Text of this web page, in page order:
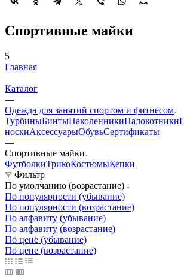
Спортивные майки
5
Главная
—
Каталог
—
Одежда для занятий спортом и фитнесом
ТурбиныБинтыНаколенникиНалокотники
носкиАксессуарыОбувьСертификаты
—
Спортивные майки
ФутболкиТрикоКостюмыКепки
Фильтр
По умолчанию (возрастание)
По популярности (убывание)
По популярности (возрастание)
По алфавиту (убывание)
По алфавиту (возрастание)
По цене (убывание)
По цене (возрастание)